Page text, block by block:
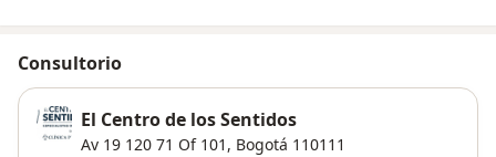
Consultorio
El Centro de los Sentidos
Av 19 120 71 Of 101, Bogotá 110111